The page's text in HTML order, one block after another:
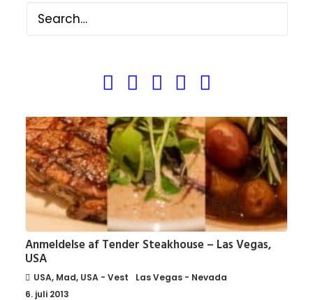
6. juli 2013
Anmeldelse af Tender Steakhouse – Las Vegas,
USA
USA, Mad, USA - Vest
Las Vegas - Nevada
6. juli 2013